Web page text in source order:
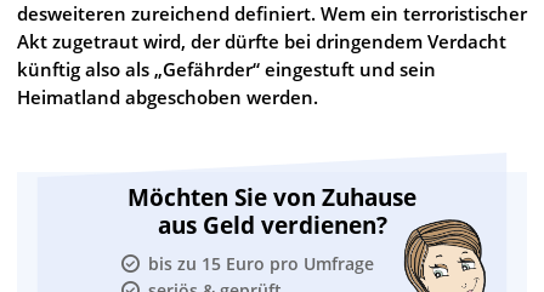
desweiteren zureichend definiert. Wem ein terroristischer
Akt zugetraut wird, der dürfte bei dringendem Verdacht
künftig also als „Gefährder“ eingestuft und sein
Heimatland abgeschoben werden.
Möchten Sie von Zuhause
aus Geld verdienen?
bis zu 15 Euro pro Umfrage